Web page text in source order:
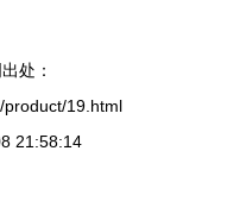
处：
product/19.html
21:58:14